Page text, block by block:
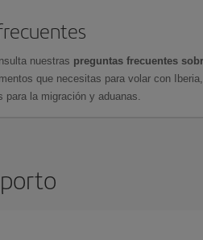
nuestras preguntas frecuentes
que necesitas para volar con
para la migración y aduanas.